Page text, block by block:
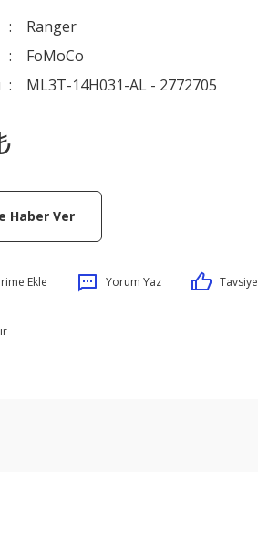
Ranger
FoMoCo
ML3T-14H031-AL - 2772705
Haber Ver
Yorum Yaz